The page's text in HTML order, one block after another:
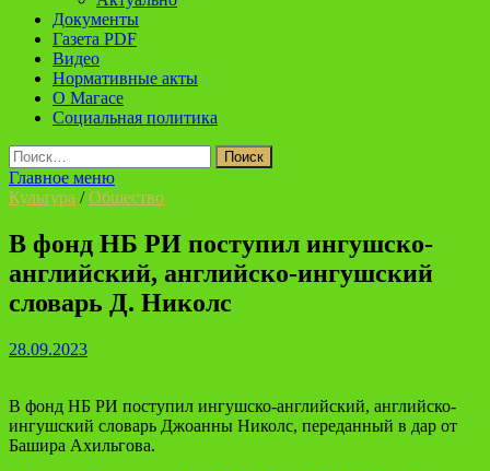
Документы
Газета PDF
Видео
Нормативные акты
О Магасе
Социальная политика
Найти:
Главное меню
Культура /Общество
В фонд НБ РИ поступил ингушско-
английский, английско-ингушский
словарь Д. Николс
28.09.2023
В фонд НБ РИ поступил ингушско-английский, английско-
ингушский словарь Джоанны Николс, переданный в дар от
Башира Ахильгова.